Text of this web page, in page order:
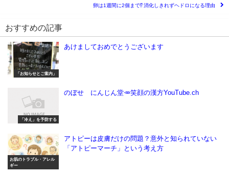
卵は1週間に2個まで⁉ 消化しきれずヘドロになる理由
おすすめの記事
「お知らせとご案内」
あけましておめでとうございます
「冷え」を予防する
のぼせ にんじん堂🥕笑顔の漢方YouTube.ch
お肌のトラブル・アレル
ギー
アトピーは皮膚だけの問題？意外と知られていない
「アトピーマーチ」という考え方